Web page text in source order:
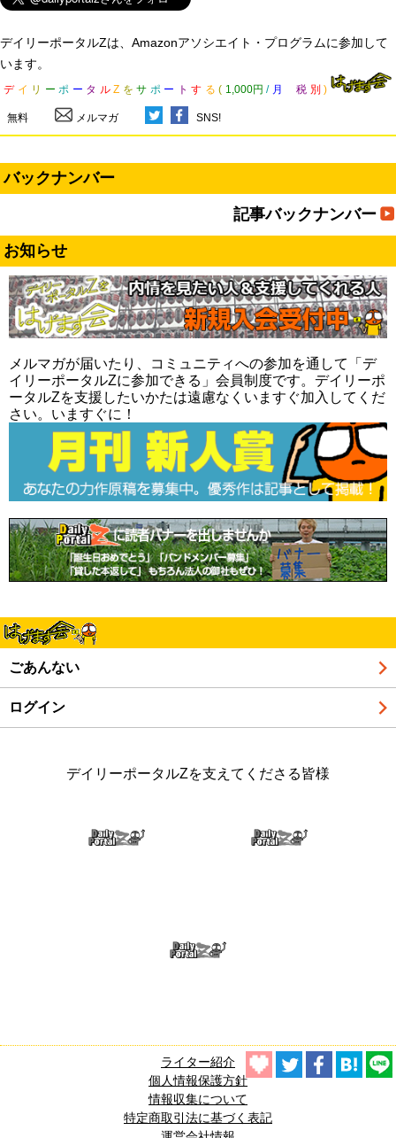
デイリーポータルZは、Amazonアソシエイト・プログラムに参加して
います。
デ イ リ ー ポ ー タ ル Z を サ ポ ー ト す る ( 1,000円 / 月 税 別 )
無料 メルマガ SNS!
バックナンバー
記事バックナンバー
お知らせ
メルマガが届いたり、コミュニティへの参加を通して「デ
イリーポータルZに参加できる」会員制度です。デイリーポ
ータルZを支援したいかたは遠慮なくいますぐ加入してくだ
さい。いますぐに！
ごあんない
ログイン
デイリーポータルZを支えてくださる皆様
ライター紹介
個人情報保護方針
情報収集について
特定商取引法に基づく表記